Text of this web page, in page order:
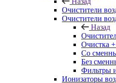
Очистители
Очистители
Назад
Очистка
Cо
Без
Фильтры
Ионизаторы